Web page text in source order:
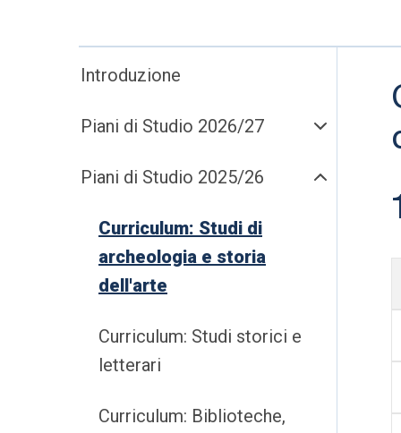
Introduzione
Piani di Studio 2026/27
Piani di Studio 2025/26
Curriculum: Studi di
archeologia e storia
dell'arte
Curriculum: Studi storici e
letterari
Curriculum: Biblioteche,